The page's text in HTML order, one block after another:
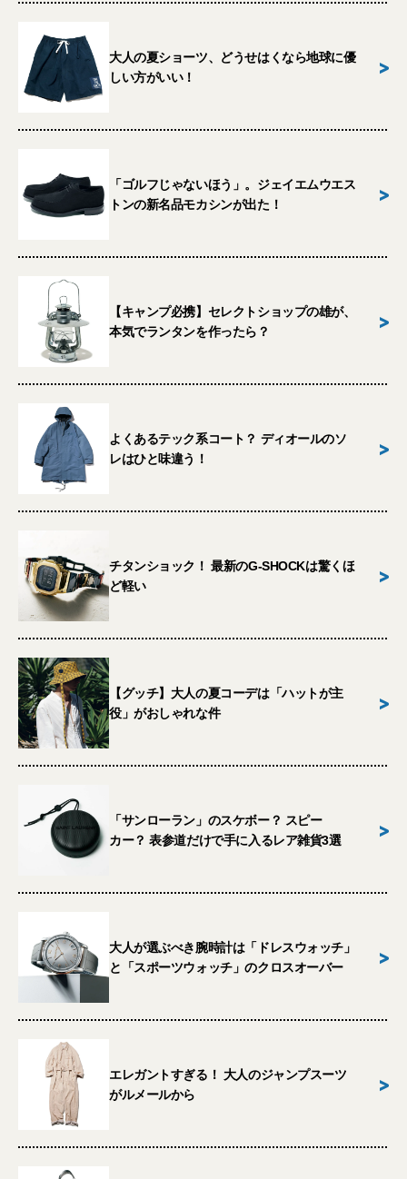
大人の夏ショーツ、どうせはくなら地球に優
しい方がいい！
>
「ゴルフじゃないほう」。ジェイエムウエス
トンの新名品モカシンが出た！
>
【キャンプ必携】セレクトショップの雄が、
本気でランタンを作ったら？
>
よくあるテック系コート？ ディオールのソ
レはひと味違う！
>
チタンショック！ 最新のG-SHOCKは驚くほ
ど軽い
>
【グッチ】大人の夏コーデは「ハットが主
役」がおしゃれな件
>
「サンローラン」のスケボー？ スピー
カー？ 表参道だけで手に入るレア雑貨3選
>
大人が選ぶべき腕時計は「ドレスウォッチ」
と「スポーツウォッチ」のクロスオーバー
>
エレガントすぎる！ 大人のジャンプスーツ
がルメールから
>